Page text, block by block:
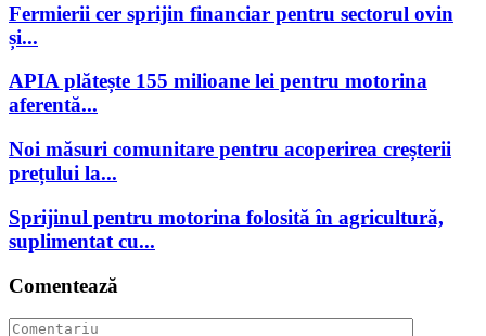
Fermierii cer sprijin financiar pentru sectorul ovin
și...
APIA plătește 155 milioane lei pentru motorina
aferentă...
Noi măsuri comunitare pentru acoperirea creșterii
prețului la...
Sprijinul pentru motorina folosită în agricultură,
suplimentat cu...
Comentează